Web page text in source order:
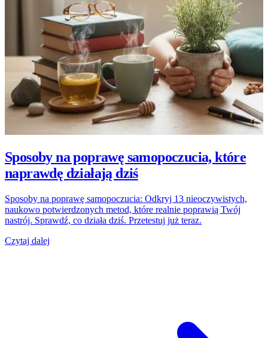
Sposoby na poprawę samopoczucia, które
naprawdę działają dziś
Sposoby na poprawę samopoczucia: Odkryj 13 nieoczywistych,
naukowo potwierdzonych metod, które realnie poprawią Twój
nastrój. Sprawdź, co działa dziś. Przetestuj już teraz.
Czytaj dalej